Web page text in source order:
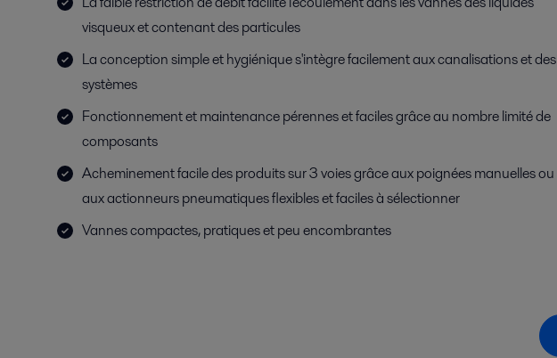
visqueux et contenant des particules
La conception simple et hygiénique s'intègre facilement aux canalisations et des
systèmes
Fonctionnement et maintenance pérennes et faciles grâce au nombre limité de
composants
Acheminement facile des produits sur 3 voies grâce aux poignées manuelles ou
aux actionneurs pneumatiques flexibles et faciles à sélectionner
Vannes compactes, pratiques et peu encombrantes